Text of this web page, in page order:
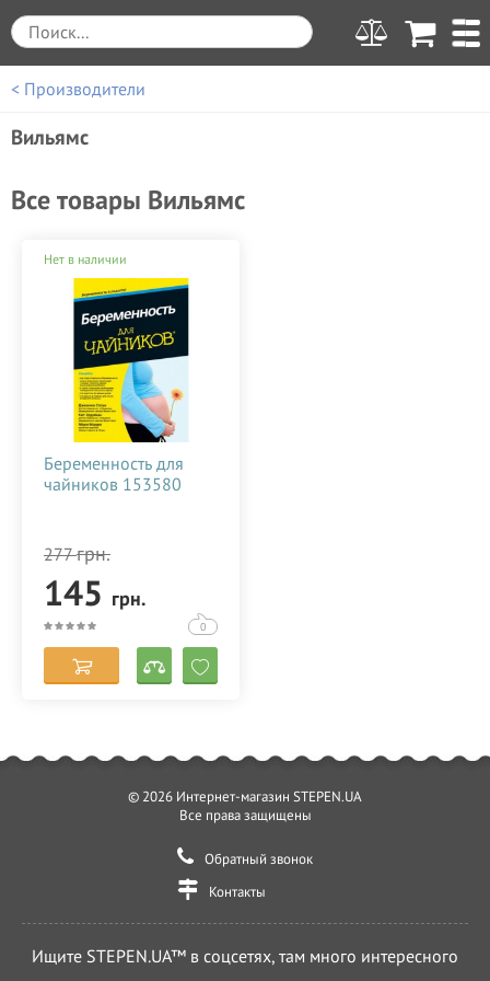
< Производители
Вильямс
Все товары Вильямс
Нет в наличии
Беременность для
чайников 153580
277грн.
145 грн.
0
© 2026 Интернет-магазин STEPEN.UA
Все права защищены
Обратный звонок
Контакты
Ищите STEPEN.UA™ в соцсетях, там много интересного